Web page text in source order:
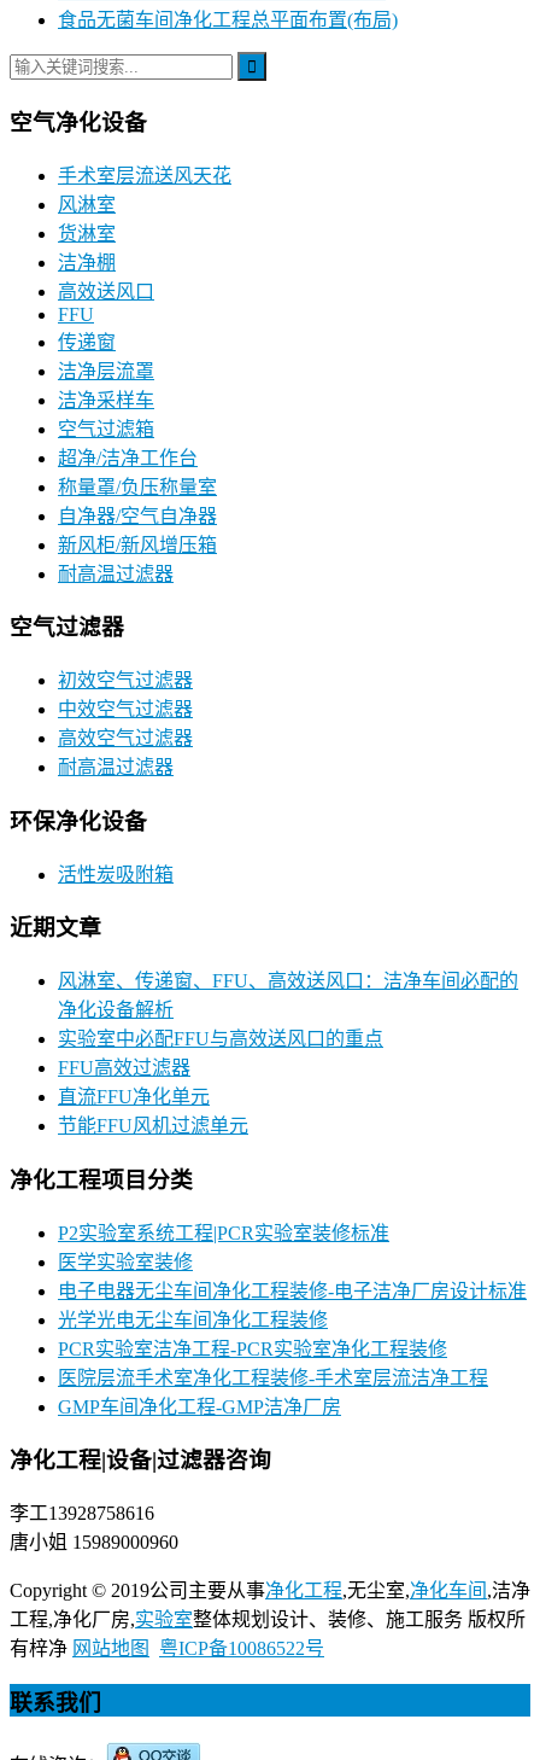
食品无菌车间净化工程总平面布置(布局)
空气净化设备
手术室层流送风天花
风淋室
货淋室
洁净棚
高效送风口
FFU
传递窗
洁净层流罩
洁净采样车
空气过滤箱
超净/洁净工作台
称量罩/负压称量室
自净器/空气自净器
新风柜/新风增压箱
耐高温过滤器
空气过滤器
初效空气过滤器
中效空气过滤器
高效空气过滤器
耐高温过滤器
环保净化设备
活性炭吸附箱
近期文章
风淋室、传递窗、FFU、高效送风口：洁净车间必配的
净化设备解析
实验室中必配FFU与高效送风口的重点
FFU高效过滤器
直流FFU净化单元
节能FFU风机过滤单元
净化工程项目分类
P2实验室系统工程|PCR实验室装修标准
医学实验室装修
电子电器无尘车间净化工程装修-电子洁净厂房设计标准
光学光电无尘车间净化工程装修
PCR实验室洁净工程-PCR实验室净化工程装修
医院层流手术室净化工程装修-手术室层流洁净工程
GMP车间净化工程-GMP洁净厂房
净化工程|设备|过滤器咨询
李工13928758616
唐小姐 15989000960
Copyright © 2019公司主要从事净化工程,无尘室,净化车间 ,洁净
工程,净化厂房,实验室整体规划设计、装修、施工服务 版权所
有梓净 网站地图 粤ICP备10086522号
联系我们